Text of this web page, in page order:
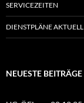
SERVICEZEITEN
DIENSTPLÄNE AKTUELL
NEUESTE BEITRÄGE